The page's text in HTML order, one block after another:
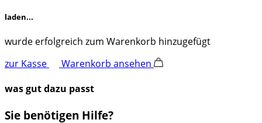
laden...
wurde erfolgreich zum Warenkorb hinzugefügt
zur Kasse
Warenkorb ansehen
was gut dazu passt
Sie benötigen Hilfe?